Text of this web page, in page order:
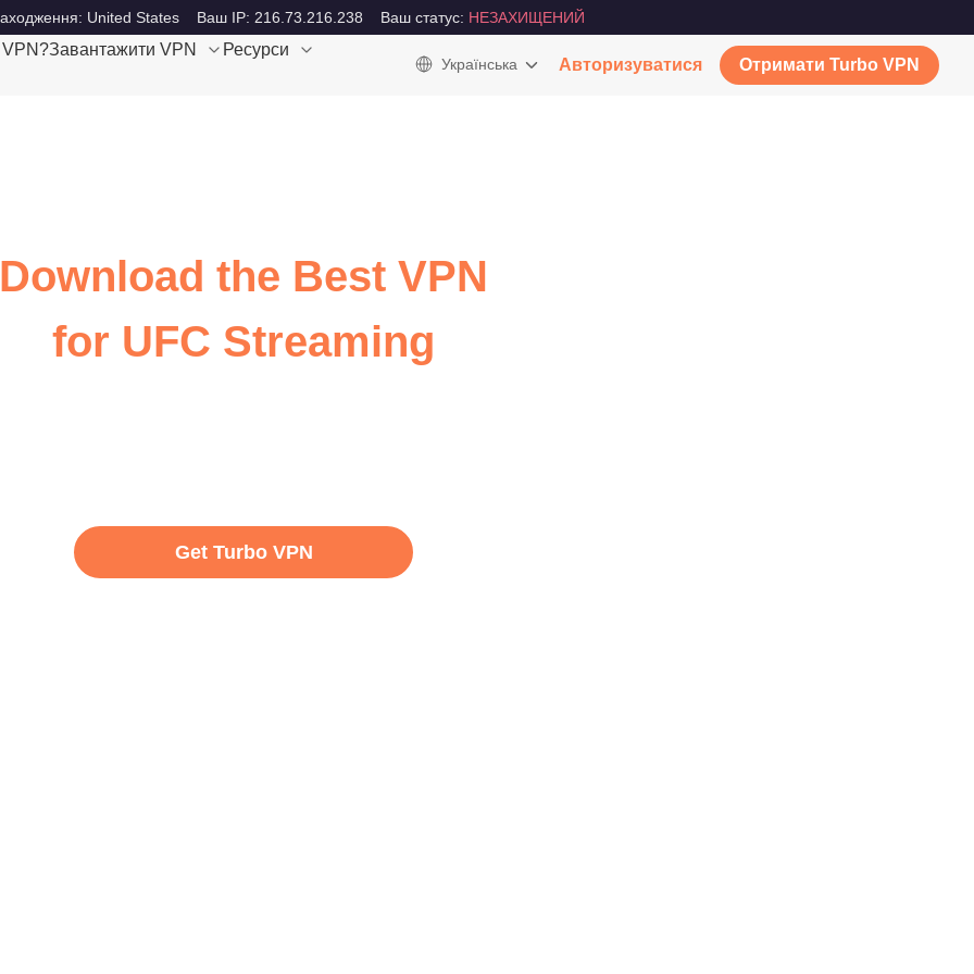
United States Ваш IP: 216.73.216.238 Ваш статус: НЕЗАХИЩЕНИЙ
Завантажити VPN
Ресурси
Українська Авторизуватися Отримати Turbo VPN
Download the Best VPN
for UFC Streaming
Get Turbo VPN